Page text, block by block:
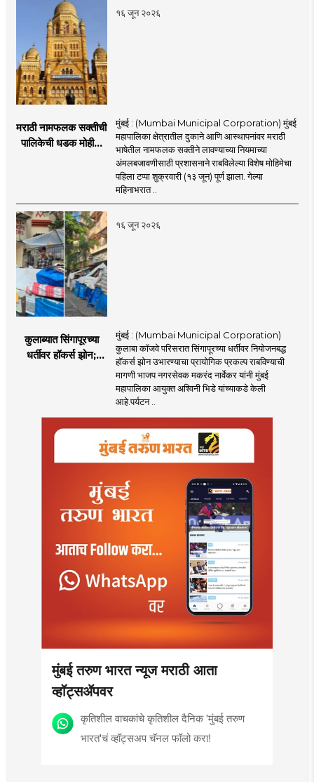
१६ जून २०२६
मराठी नामफलक सक्तीची
पालिकेची धडक मोहीम;
मुंबई : (Mumbai Municipal Corporation) मुंबई
महापालिका क्षेत्रातील दुकाने आणि आस्थापनांवर मराठी
भाषेतील नामफलक सक्तीने लावण्याच्या नियमाच्या
अंमलबजावणीसाठी प्रशासनाने राबविलेल्या विशेष मोहिमेचा
पहिला टप्पा शुक्रवारी (१३ जून) पूर्ण झाला. गेल्या
महिनाभरात ..
१६ जून २०२६
कुलाब्यात सिंगापूरच्या
धर्तीवर हॉकर्स झोन;
आयुक्तांना पत्र
मुंबई : (Mumbai Municipal Corporation)
कुलाबा कॉजवे परिसरात सिंगापूरच्या धर्तीवर नियोजनबद्ध
हॉकर्स झोन उभारण्याचा प्रायोगिक प्रकल्प राबविण्याची
मागणी भाजप नगरसेवक मकरंद नार्वेकर यांनी मुंबई
महापालिका आयुक्त अश्विनी भिडे यांच्याकडे केली
आहे.पर्यटन ..
मुंबई तरुण भारत न्यूज मराठी आता
व्हॉट्सॲपवर
कृतिशील वाचकांचे कृतिशील दैनिक 'मुंबई तरुण
भारत'चं व्हॉट्सअप चॅनल फॉलो करा!